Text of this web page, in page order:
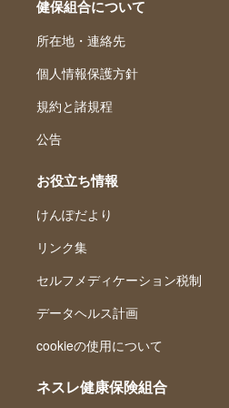
健保組合について
所在地・連絡先
個人情報保護方針
規約と諸規程
公告
お役立ち情報
けんぽだより
リンク集
セルフメディケーション税制
データヘルス計画
cookieの使用について
ネスレ健康保険組合